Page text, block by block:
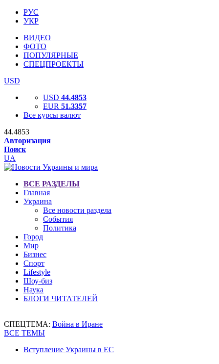
РУС
УКР
ВИДЕО
ФОТО
ПОПУЛЯРНЫЕ
СПЕЦПРОЕКТЫ
USD
USD 44.4853
EUR 51.3357
Все курсы валют
44.4853
Авторизация
Поиск
UA
ВСЕ РАЗДЕЛЫ
Главная
Украина
Все новости раздела
События
Политика
Город
Мир
Бизнес
Спорт
Lifestyle
Шоу-биз
Наука
БЛОГИ ЧИТАТЕЛЕЙ
СПЕЦТЕМА: Война в Иране
ВСЕ ТЕМЫ
Вступление Украины в ЕС